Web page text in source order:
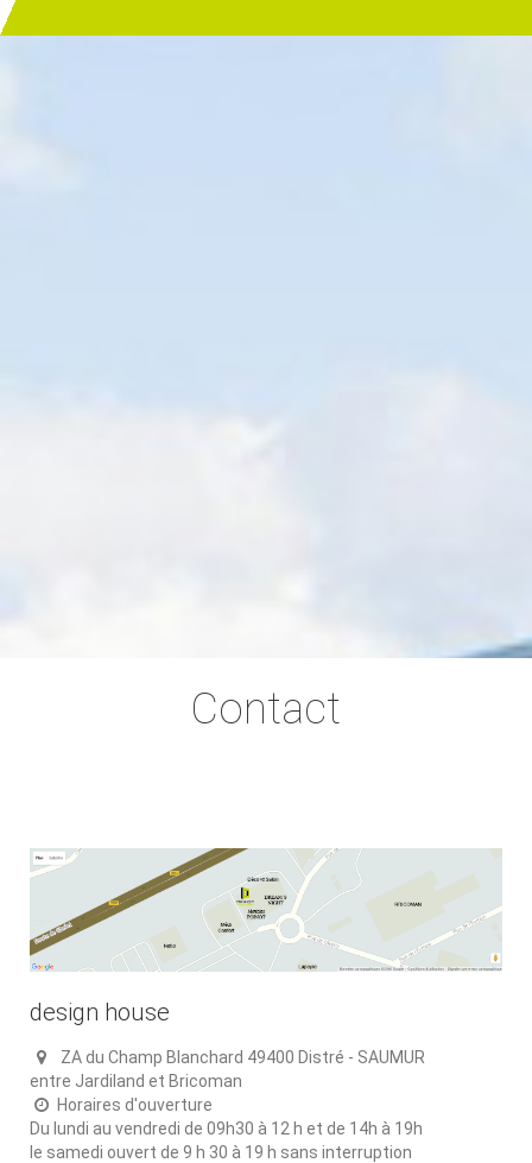
Contact
design house
ZA du Champ Blanchard 49400 Distré - SAUMUR
entre Jardiland et Bricoman
Horaires d'ouverture
Du lundi au vendredi de 09h30 à 12 h et de 14h à 19h
le samedi ouvert de 9 h 30 à 19 h sans interruption